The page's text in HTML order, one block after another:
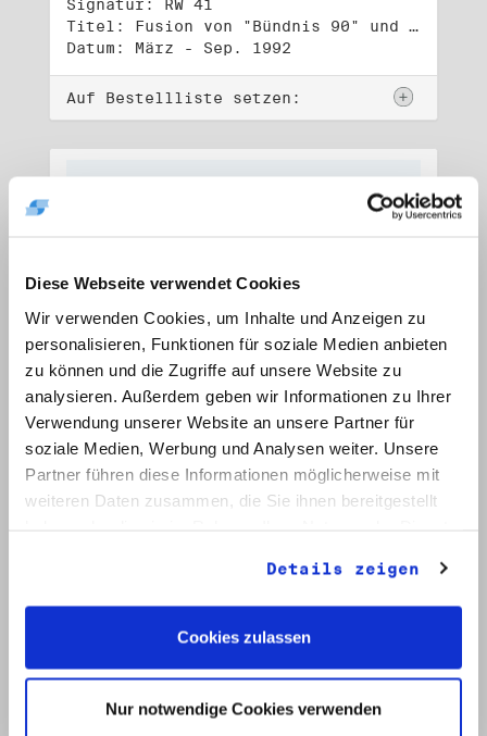
Diese Webseite verwendet Cookies
Wir verwenden Cookies, um Inhalte und Anzeigen zu
personalisieren, Funktionen für soziale Medien anbieten
zu können und die Zugriffe auf unsere Website zu
analysieren. Außerdem geben wir Informationen zu Ihrer
Verwendung unserer Website an unsere Partner für
soziale Medien, Werbung und Analysen weiter. Unsere
Partner führen diese Informationen möglicherweise mit
weiteren Daten zusammen, die Sie ihnen bereitgestellt
Details zeigen
Cookies zulassen
Nur notwendige Cookies verwenden
Signatur: RW 41
Titel: Fusion von "Bündnis 90" und "Die Grünen" (1)
Datum: März - Sep. 1992
Auf Bestellliste setzen:
Signatur: RW 42
Titel: Fusion von "Bündnis 90" und "Die Grünen" (2)
Datum: Okt. 1992 - Jan. 1993